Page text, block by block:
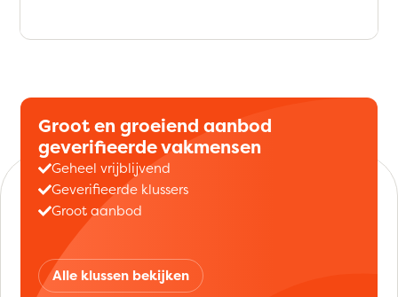
Groot en groeiend aanbod
geverifieerde vakmensen
Geheel vrijblijvend
Geverifieerde klussers
Groot aanbod
Alle klussen bekijken